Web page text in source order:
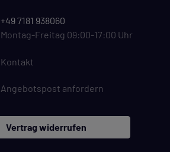
+49 7181 938060
Montag-Freitag 09:00-17:00 Uhr
Kontakt
Angebotspost anfordern
Vertrag widerrufen